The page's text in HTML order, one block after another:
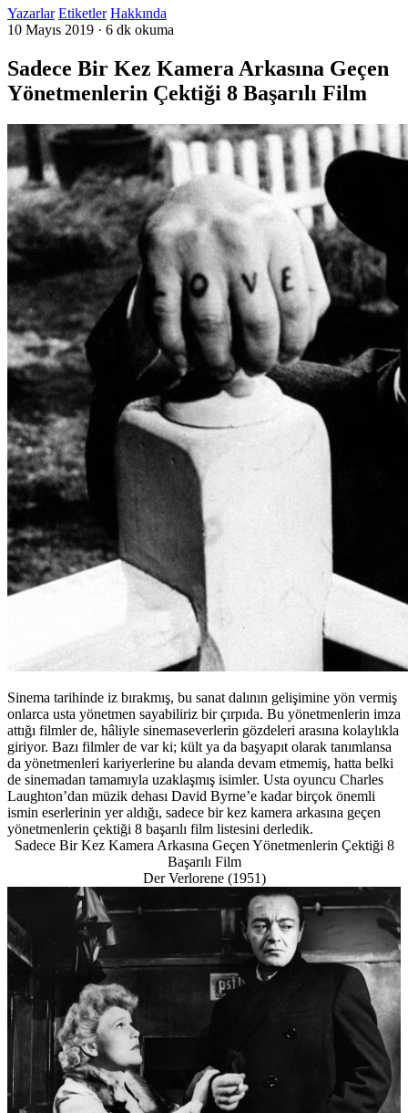
Yazarlar Etiketler Hakkında
10 Mayıs 2019 · 6 dk okuma
Sadece Bir Kez Kamera Arkasına Geçen
Yönetmenlerin Çektiği 8 Başarılı Film
Sinema tarihinde iz bırakmış, bu sanat dalının gelişimine yön vermiş
onlarca usta yönetmen sayabiliriz bir çırpıda. Bu yönetmenlerin imza
attığı filmler de, hâliyle sinemaseverlerin gözdeleri arasına kolaylıkla
giriyor. Bazı filmler de var ki; kült ya da başyapıt olarak tanımlansa
da yönetmenleri kariyerlerine bu alanda devam etmemiş, hatta belki
de sinemadan tamamıyla uzaklaşmış isimler. Usta oyuncu Charles
Laughton’dan müzik dehası David Byrne’e kadar birçok önemli
ismin eserlerinin yer aldığı, sadece bir kez kamera arkasına geçen
yönetmenlerin çektiği 8 başarılı film listesini derledik.
Sadece Bir Kez Kamera Arkasına Geçen Yönetmenlerin Çektiği 8
Başarılı Film
Der Verlorene (1951)